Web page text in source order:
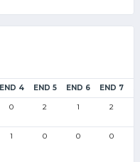
END 4 END 5 END 6 END 7
0 2 1 2
1 0 0 0